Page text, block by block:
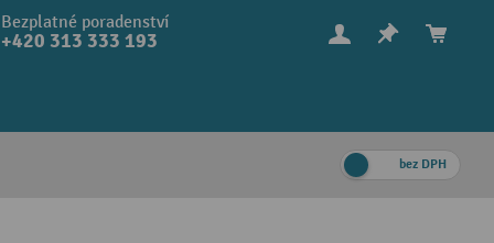
Bezplatné poradenství
+420 313 333 193
bez DPH